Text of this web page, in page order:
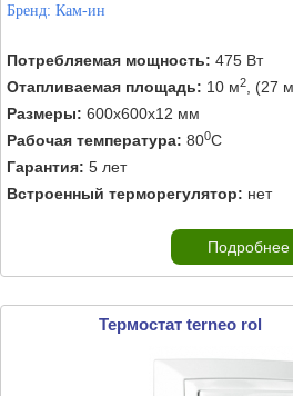
Бренд: Кам-ин
Потребляемая мощность: 475 Вт
Отапливаемая площадь: 10 м2 , (27 м
Размеры: 600х600х12 мм
Рабочая температура: 800C
Гарантия: 5 лет
Встроенный терморегулятор: нет
Подробнее
Термостат terneo rol